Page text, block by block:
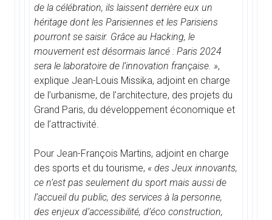
de la célébration, ils laissent derrière eux un
héritage dont les Parisiennes et les Parisiens
pourront se saisir. Grâce au Hacking, le
mouvement est désormais lancé : Paris 2024
sera le laboratoire de l’innovation française. »,
explique Jean-Louis Missika, adjoint en charge
de l’urbanisme, de l’architecture, des projets du
Grand Paris, du développement économique et
de l’attractivité.
Pour Jean-François Martins, adjoint en charge
des sports et du tourisme, « des Jeux innovants,
ce n’est pas seulement du sport mais aussi de
l’accueil du public, des services à la personne,
des enjeux d’accessibilité, d’éco construction,